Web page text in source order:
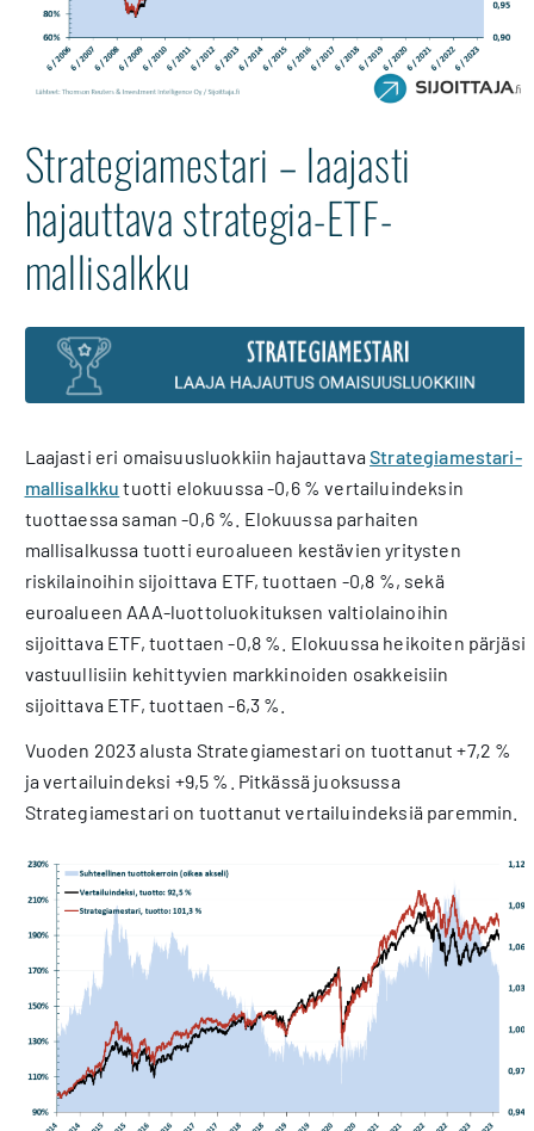
Strategiamestari – laajasti
hajauttava strategia-ETF-
mallisalkku
Laajasti eri omaisuusluokkiin hajauttavaStrategiamestari-
mallisalkku tuotti elokuussa -0,6 % vertailuindeksin
tuottaessa saman -0,6 %. Elokuussa parhaiten
mallisalkussa tuotti euroalueen kestävien yritysten
riskilainoihin sijoittava ETF, tuottaen -0,8 %, sekä
euroalueen AAA-luottoluokituksen valtiolainoihin
sijoittava ETF, tuottaen -0,8 %. Elokuussa heikoiten pärjäsi
vastuullisiin kehittyvien markkinoiden osakkeisiin
sijoittava ETF, tuottaen -6,3 %.
Vuoden 2023 alusta Strategiamestari on tuottanut +7,2 %
ja vertailuindeksi +9,5 %. Pitkässä juoksussa
Strategiamestari on tuottanut vertailuindeksiä paremmin.